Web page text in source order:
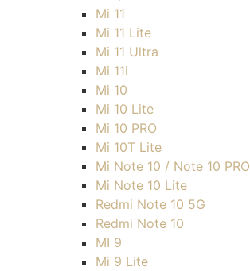
Mi 11
Mi 11 Lite
Mi 11 Ultra
Mi 11i
Mi 10
Mi 10 Lite
Mi 10 PRO
Mi 10T Lite
Mi Note 10 / Note 10 PRO
Mi Note 10 Lite
Redmi Note 10 5G
Redmi Note 10
MI 9
Mi 9 Lite